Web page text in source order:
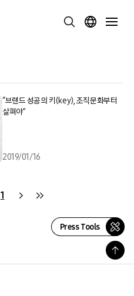
“브랜드 성공의 키(key), 조직문화부터
살펴야”
2019/01/16
1
Press Tools